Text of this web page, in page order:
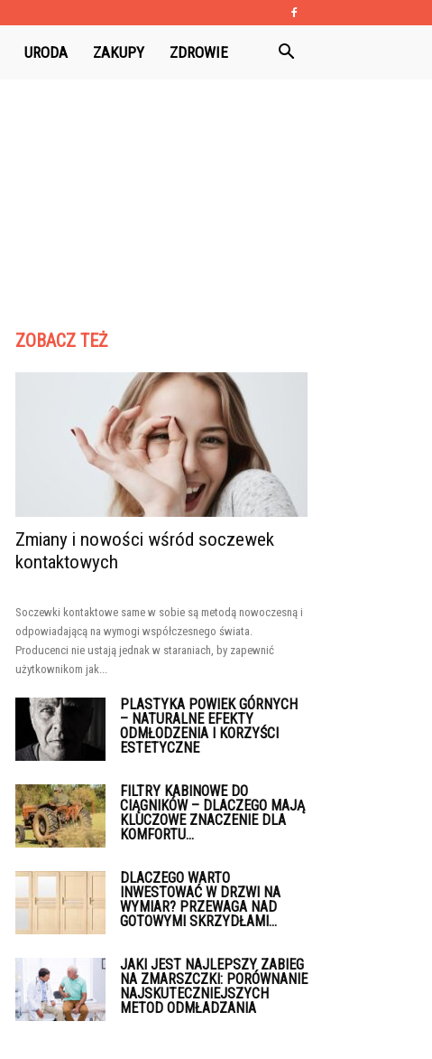
URODA ZAKUPY ZDROWIE
ZOBACZ TEŻ
Zmiany i nowości wśród soczewek
kontaktowych
Soczewki kontaktowe same w sobie są metodą nowoczesną i
odpowiadającą na wymogi współczesnego świata.
Producenci nie ustają jednak w staraniach, by zapewnić
użytkownikom jak...
PLASTYKA POWIEK GÓRNYCH
– NATURALNE EFEKTY
ODMŁODZENIA I KORZYŚCI
ESTETYCZNE
FILTRY KABINOWE DO
CIĄGNIKÓW – DLACZEGO MAJĄ
KLUCZOWE ZNACZENIE DLA
KOMFORTU...
DLACZEGO WARTO
INWESTOWAĆ W DRZWI NA
WYMIAR? PRZEWAGA NAD
GOTOWYMI SKRZYDŁAMI...
JAKI JEST NAJLEPSZY ZABIEG
NA ZMARSZCZKI: PORÓWNANIE
NAJSKUTECZNIEJSZYCH
METOD ODMŁADZANIA